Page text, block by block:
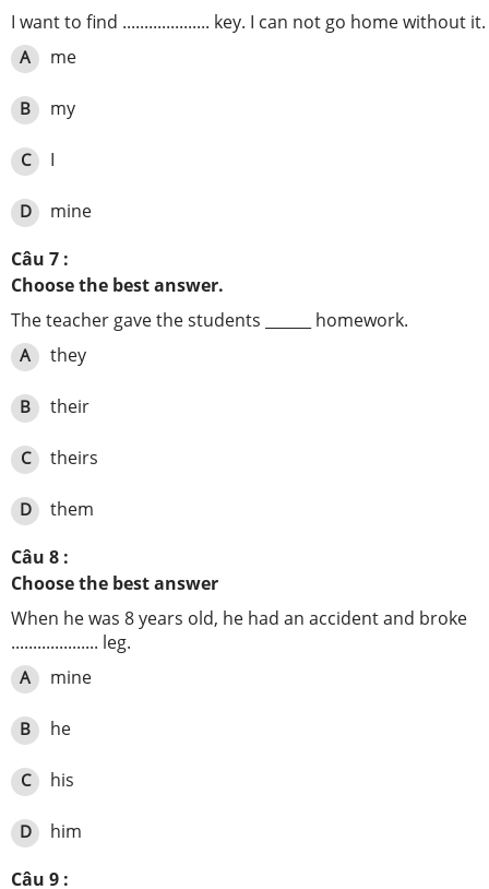
I want to find .................... key. I can not go home without it.
A me
B my
C I
D
mine
Câu 7 :
Choose the best answer.
The teacher gave the students ______ homework.
A they
B their
C theirs
D
them
Câu 8 :
Choose the best answer
When he was 8 years old, he had an accident and broke
.................... leg.
A mine
B he
C his
D
him
Câu 9 :